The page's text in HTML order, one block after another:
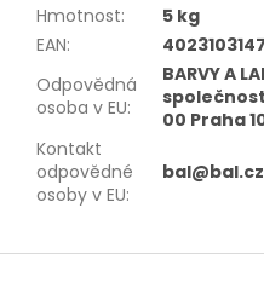
Hmotnost:
5 kg
EAN:
Odpovědná
osoba v EU:
BARVY A
00 Praha
Kontakt
odpovědné
osoby v EU:
bal@bal.cz
Z